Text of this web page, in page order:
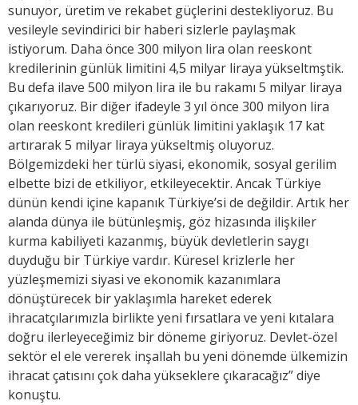
sunuyor, üretim ve rekabet güçlerini destekliyoruz. Bu
vesileyle sevindirici bir haberi sizlerle paylaşmak
istiyorum. Daha önce 300 milyon lira olan reeskont
kredilerinin günlük limitini 4,5 milyar liraya yükseltmştik.
Bu defa ilave 500 milyon lira ile bu rakamı 5 milyar liraya
çıkarıyoruz. Bir diğer ifadeyle 3 yıl önce 300 milyon lira
olan reeskont kredileri günlük limitini yaklaşık 17 kat
artırarak 5 milyar liraya yükseltmiş oluyoruz.
Bölgemizdeki her türlü siyasi, ekonomik, sosyal gerilim
elbette bizi de etkiliyor, etkileyecektir. Ancak Türkiye
dünün kendi içine kapanık Türkiye’si de değildir. Artık her
alanda dünya ile bütünleşmiş, göz hizasında ilişkiler
kurma kabiliyeti kazanmış, büyük devletlerin saygı
duyduğu bir Türkiye vardır. Küresel krizlerle her
yüzleşmemizi siyasi ve ekonomik kazanımlara
dönüştürecek bir yaklaşımla hareket ederek
ihracatçılarımızla birlikte yeni fırsatlara ve yeni kıtalara
doğru ilerleyeceğimiz bir döneme giriyoruz. Devlet-özel
sektör el ele vererek inşallah bu yeni dönemde ülkemizin
ihracat çatısını çok daha yükseklere çıkaracağız” diye
konuştu.